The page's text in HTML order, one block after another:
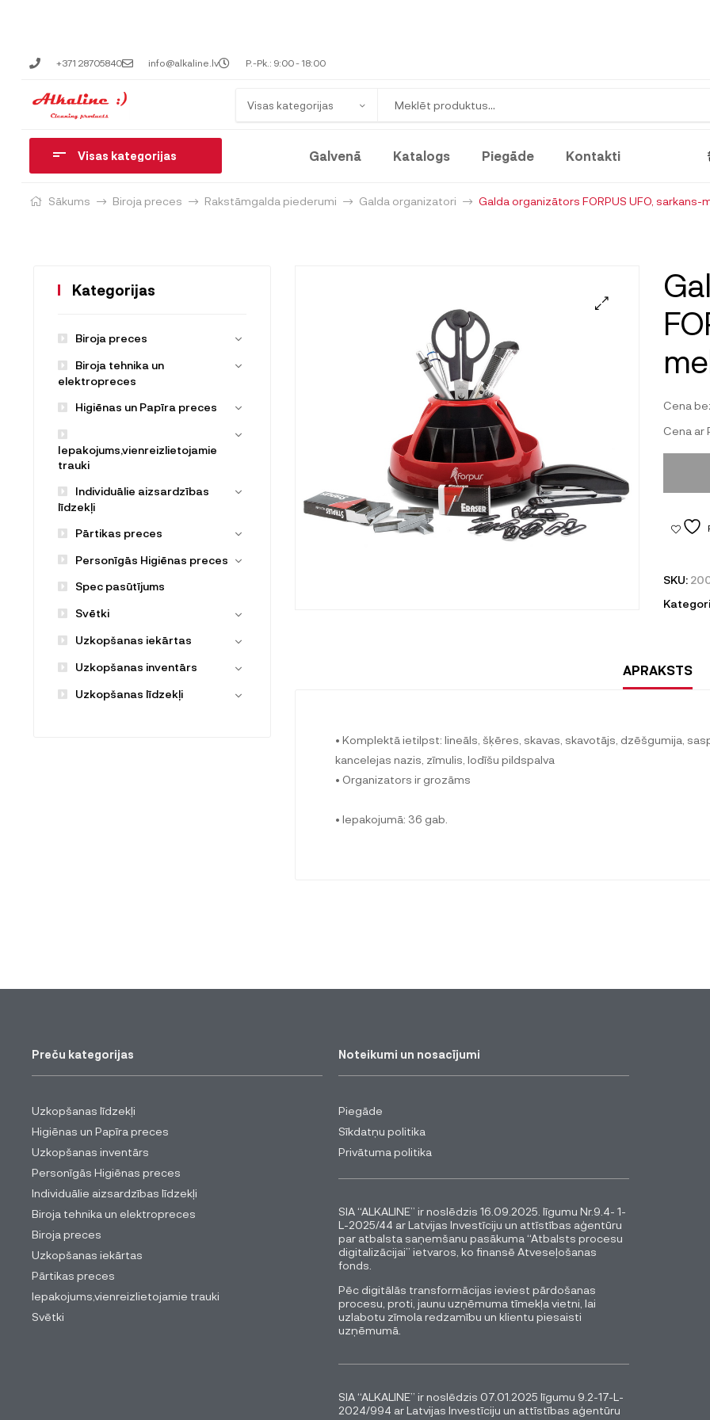
+371 28705840 info@alkaline.lv P.-Pk.: 9:00 - 18:00
Visas kategorijas
Visas kategorijas Galvenā Katalogs Piegāde Kontakti
Sākums Biroja preces Rakstāmgalda piederumi Galda organizatori Galda organizātors FORPUS UFO, sarkans-
Cena
Cena ar
SKU:
APRAKSTS
• Komplektā ietilpst: lineāls, šķēres, skavas, skavotājs, dzēšgumija,
kancelejas nazis, zīmulis, lodīšu pildspalva
• Organizators ir grozāms
• Iepakojumā: 36 gab.
Kategorijas
Biroja preces
Biroja tehnika un
elektropreces
Higiēnas un Papīra preces
Iepakojums,vienreizlietojamie
trauki
Individuālie aizsardzības
līdzekļi
Pārtikas preces
Personīgās Higiēnas preces
Spec pasūtījums
Svētki
Uzkopšanas iekārtas
Uzkopšanas inventārs
Uzkopšanas līdzekļi
Preču kategorijas
Uzkopšanas līdzekļi
Higiēnas un Papīra preces
Uzkopšanas inventārs
Personīgās Higiēnas preces
Individuālie aizsardzības līdzekļi
Biroja tehnika un elektropreces
Biroja preces
Uzkopšanas iekārtas
Pārtikas preces
Iepakojums,vienreizlietojamie trauki
Svētki
Noteikumi un nosacījumi
Piegāde
Sīkdatņu politika
Privātuma politika
SIA “ALKALINE” ir noslēdzis 16.09.2025. līgumu Nr.9.4- 1-
L-2025/44 ar Latvijas Investīciju un attīstības aģentūru
par atbalsta saņemšanu pasākuma “Atbalsts procesu
digitalizācijai” ietvaros, ko finansē Atveseļošanas
fonds.
Pēc digitālās transformācijas ieviest pārdošanas
procesu, proti, jaunu uzņēmuma tīmekļa vietni, lai
uzlabotu zīmola redzamību un klientu piesaisti
uzņēmumā.
SIA “ALKALINE” ir noslēdzis 07.01.2025 līgumu 9.2-17-L-
2024/994 ar Latvijas Investīciju un attīstības aģentūru